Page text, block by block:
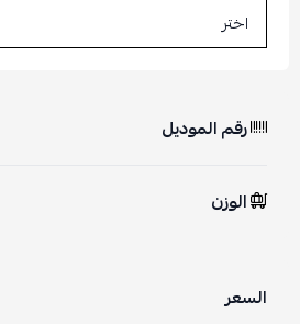
رقم الموديل
الوزن
السعر